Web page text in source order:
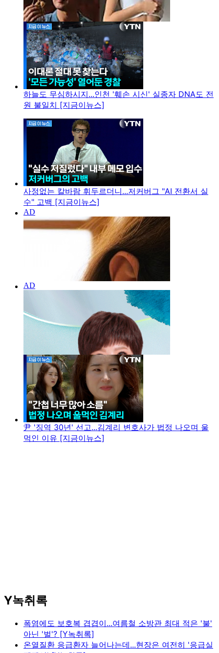
하늘도 무심하시지...인천 '훼손 시신' 실종자 DNA도 전
원 불일치 [지금이뉴스]
사정없는 칼바람 휘두르더니...저커버그 "AI 전환서 실
수" 고백 [지금이뉴스]
尹 '징역 30년' 선고...김계리 변호사가 법정 나오며 울
먹인 이유 [지금이뉴스]
Y녹취록
폭염에도 보호복 겹겹이...여름철 소방관 최대 적은 '불'
아닌 '벌'? [Y녹취록]
온열질환 응급환자 늘어나는데...현장은 여전히 '응급실